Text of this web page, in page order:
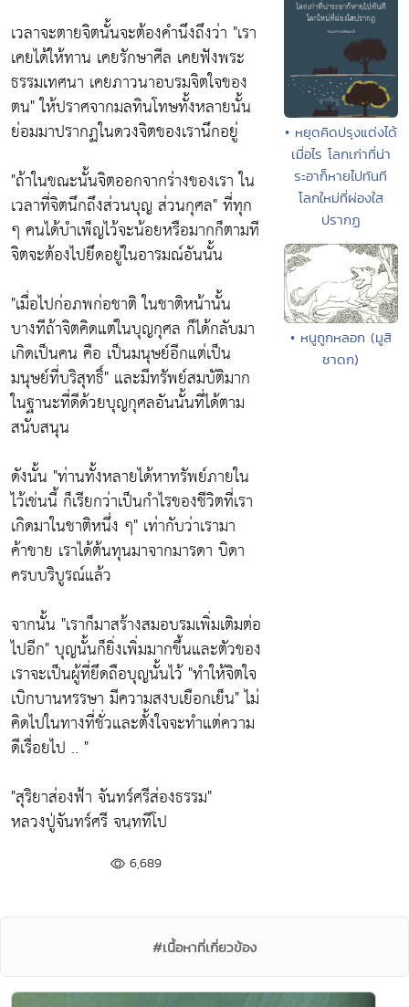
เวลาจะตายจิตนั้นจะต้องคำนึงถึงว่า "เรา
เคยได้ให้ทาน เคยรักษาศีล เคยฟังพระ
ธรรมเทศนา เคยภาวนาอบรมจิตใจของ
ตน"ให้ปราศจากมลทินโทษทั้งหลายนั้น
ย่อมมาปรากฏในดวงจิตของเรานึกอยู่
"ถ้าในขณะนั้นจิตออกจากร่างของเรา ใน
เวลาที่จิตนึกถึงส่วนบุญ ส่วนกุศล"ที่ทุก
ๆ คนได้บำเพ็ญไว้จะน้อยหรือมากก็ตามที
จิตจะต้องไปยึดอยู่ในอารมณ์อันนั้น
"เมื่อไปก่อภพก่อชาติ ในชาติหน้านั้น
บางทีถ้าจิตคิดแต่ในบุญกุศล ก็ได้กลับมา
เกิดเป็นคน คือ เป็นมนุษย์อีกแต่เป็น
มนุษย์ที่บริสุทธิ์" และมีทรัพย์สมบัติมาก
ในฐานะที่ดีด้วยบุญกุศลอันนั้นที่ได้ตาม
สนับสนุน
ดังนั้น "ท่านทั้งหลายได้หาทรัพย์ภายใน
ไว้เช่นนี้ ก็เรียกว่าเป็นกำไรของชีวิตที่เรา
เกิดมาในชาติหนึ่ง ๆ" เท่ากับว่าเรามา
ค้าขาย เราได้ต้นทุนมาจากมารดา บิดา
ครบบริบูรณ์แล้ว
จากนั้น "เราก็มาสร้างสมอบรมเพิ่มเติมต่อ
ไปอีก"บุญนั้นก็ยิ่งเพิ่มมากขึ้นและตัวของ
เราจะเป็นผู้ที่ยึดถือบุญนั้นไว้"ทำให้จิตใจ
เบิกบานหรรษา มีความสงบเยือกเย็น"ไม่
คิดไปในทางที่ชั่วและตั้งใจจะทำแต่ความ
ดีเรื่อยไป .. "
"สุริยาส่องฟ้า จันทร์ศรีส่องธรรม"
หลวงปู่จันทร์ศรี จนฺททีโป
6,689
• หยุดคิดปรุงแต่งได้
เมื่อไร โลกเก่าที่น่า
ระอาก็หายไปทันที
โลกใหม่ที่ผ่องใส
ปรากฏ
• หนูถูกหลอก (มูสิ
ชาดก)
#เนื้อหาที่เกี่ยวข้อง